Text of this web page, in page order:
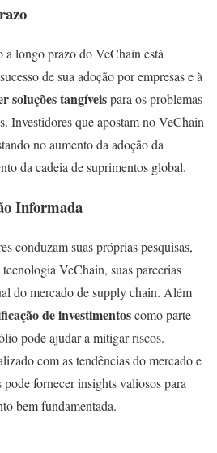
longo prazo do VeChain está
de sua adoção por empresas e à
soluções tangíveispara os problemas
Investidores que apostam no VeChain
no aumento da adoção da
da cadeia de suprimentos global.
Informada
conduzam suas próprias pesquisas,
VeChain, suas parcerias
do mercado de supply chain. Além
de investimentoscomo parte
pode ajudar a mitigar riscos.
com as tendências do mercado e
pode fornecer insights valiosos para
bem fundamentada.